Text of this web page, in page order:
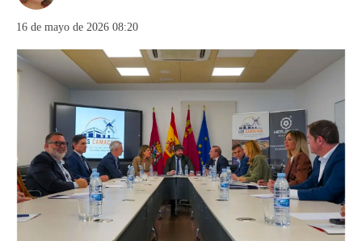
16 de mayo de 2026 08:20